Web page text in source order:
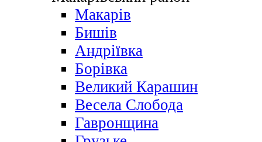
Макарів
Бишів
Андріївка
Борівка
Великий Карашин
Весела Слобода
Гавронщина